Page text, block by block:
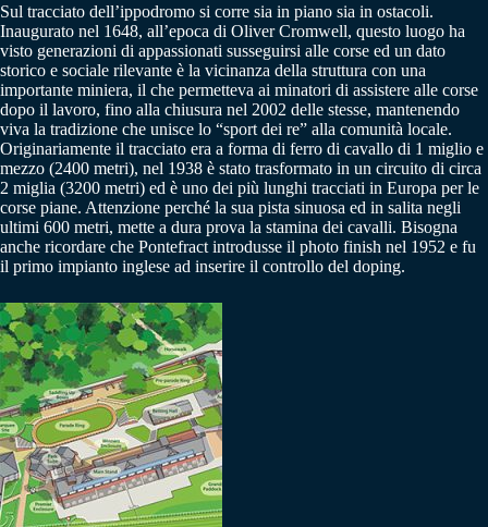
Sul tracciato dell’ippodromo si corre sia in piano sia in ostacoli.
Inaugurato nel 1648, all’epoca di Oliver Cromwell, questo luogo ha
visto generazioni di appassionati susseguirsi alle corse ed un dato
storico e sociale rilevante è la vicinanza della struttura con una
importante miniera, il che permetteva ai minatori di assistere alle corse
dopo il lavoro, fino alla chiusura nel 2002 delle stesse, mantenendo
viva la tradizione che unisce lo “sport dei re” alla comunità locale.
Originariamente il tracciato era a forma di ferro di cavallo di 1 miglio e
mezzo (2400 metri), nel 1938 è stato trasformato in un circuito di circa
2 miglia (3200 metri) ed è uno dei più lunghi tracciati in Europa per le
corse piane. Attenzione perché la sua pista sinuosa ed in salita negli
ultimi 600 metri, mette a dura prova la stamina dei cavalli. Bisogna
anche ricordare che Pontefract introdusse il photo finish nel 1952 e fu
il primo impianto inglese ad inserire il controllo del doping.